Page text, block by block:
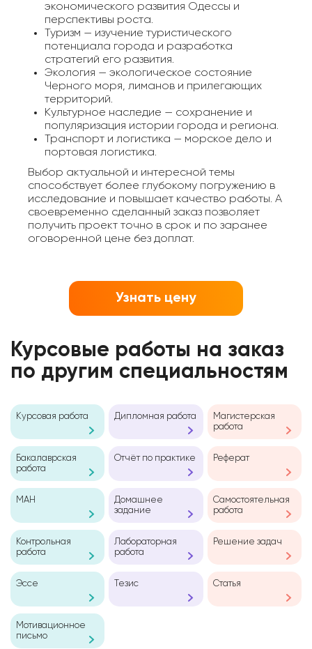
экономического развития Одессы и
перспективы роста.
Туризм — изучение туристического
потенциала города и разработка
стратегий его развития.
Экология — экологическое состояние
Черного моря, лиманов и прилегающих
территорий.
Культурное наследие — сохранение и
популяризация истории города и региона.
Транспорт и логистика — морское дело и
портовая логистика.
Выбор актуальной и интересной темы
способствует более глубокому погружению в
исследование и повышает качество работы. А
своевременно сделанный заказ позволяет
получить проект точно в срок и по заранее
оговоренной цене без доплат.
Узнать цену
Курсовые работы на заказ
по другим специальностям
Курсовая работа Дипломная работа
Магистерская
работа
Бакалаврская
работа
Отчёт по практике Реферат
МАН
Домашнее
задание
Самостоятельная
работа
Контрольная
работа
Лабораторная
работа
Решение задач
Эссе Тезис Статья
Мотивационное
письмо